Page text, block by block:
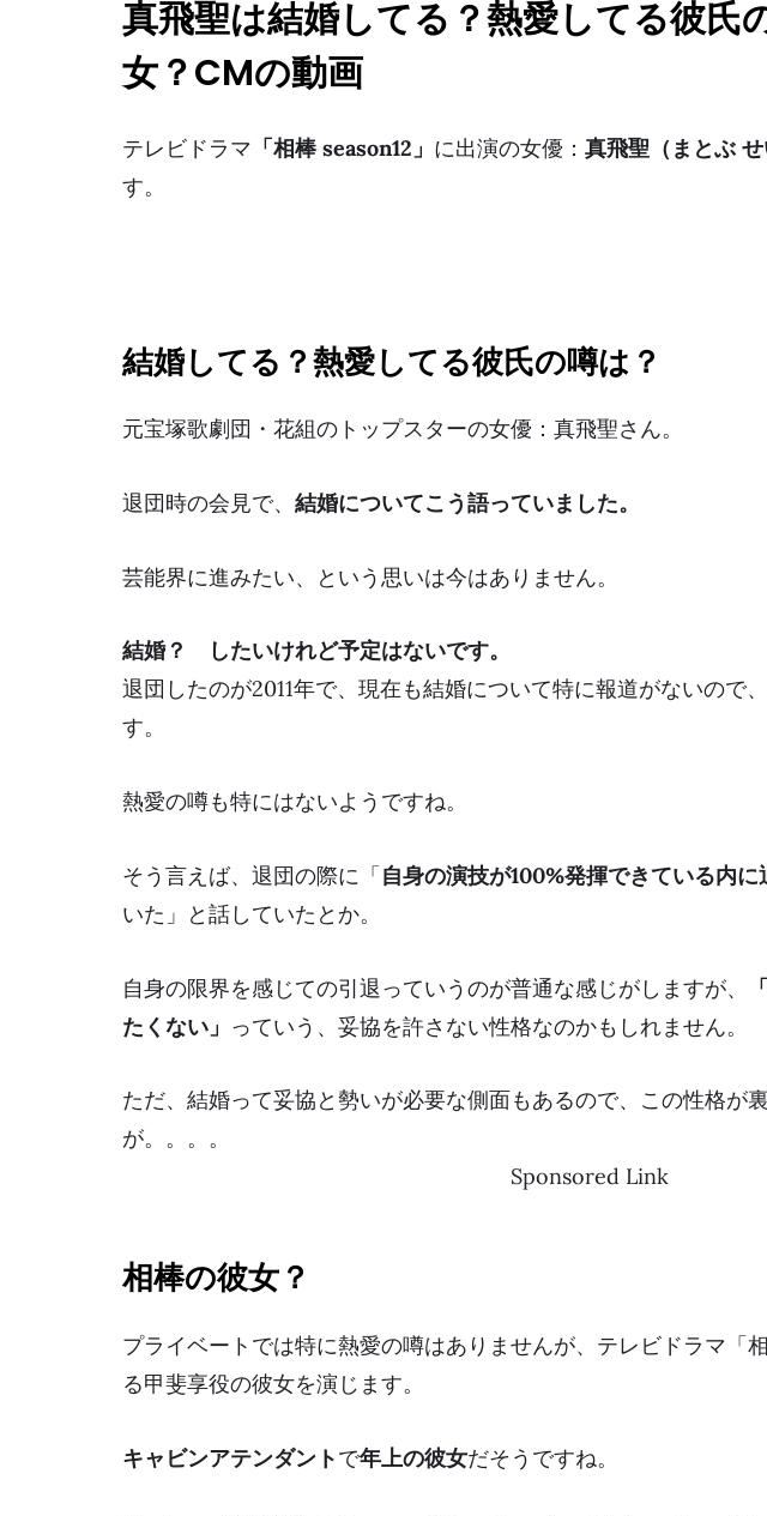
真飛聖は結婚してる？熱愛してる彼氏
女？CMの動画
テレビドラマ 「相棒 season12」 に出演の女優： 真飛聖（まとぶ せ
す。
結婚してる？熱愛してる彼氏の噂は？
元宝塚歌劇団・花組のトップスターの女優：真飛聖さん。
退団時の会見で、 結婚についてこう語っていました。
芸能界に進みたい、という思いは今はありません。
結婚？
したいけれど予定はないです。
退団したのが2011年で、現在も結婚について特に報道がないので、
す。
熱愛の噂も特にはないようですね。
そう言えば、退団の際に「自身の演技が100%発揮できている内に
いた」と話していたとか。
自身の限界を感じての引退っていうのが普通な感じがしますが、
たくない」 っていう、 妥協を許さない性格なのかもしれません。
ただ、結婚って妥協と勢いが必要な側面もあるので、この性格が
が。。。。
Sponsored Link
相棒の彼女？
プライベートでは特に熱愛の噂はありませんが、テレビドラマ「
る甲斐享役の彼女を演じます。
キャビンアテンダントで年上の彼女だそうですね。